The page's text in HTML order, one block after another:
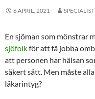
6 APRIL, 2021
En sjöman som mönstrar
sjöfolkför att få jobba
att personen har hälsan
säkert sätt. Men måste
läkarintyg?